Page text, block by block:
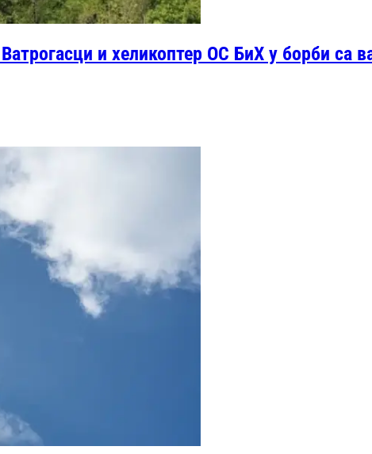
и хеликоптер ОС БиХ у борби са